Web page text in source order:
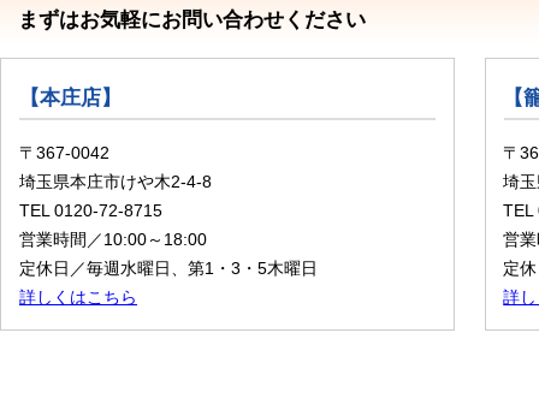
まずはお気軽にお問い合わせください
【本庄店】
〒367-0042
埼玉県本庄市けや木2-4-8
TEL 0120-72-8715
営業時間／10:00～18:00
定休日／毎週水曜日、第1・3・5木曜日
詳しくはこちら
【
〒
埼
TEL
営
定
詳